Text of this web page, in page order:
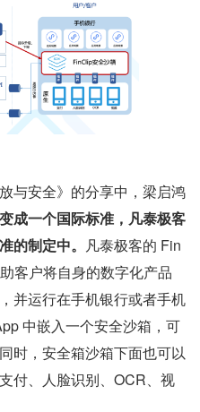
与安全》的分享中，梁启鸿
成一个国际标准，凡泰极客
的制定中。 凡泰极客的 Fin
客户将自身的数字化产品
并运行在手机银行或者手机
中嵌入一个安全沙箱，可
时，安全箱沙箱下面也可以
付、人脸识别、OCR、视